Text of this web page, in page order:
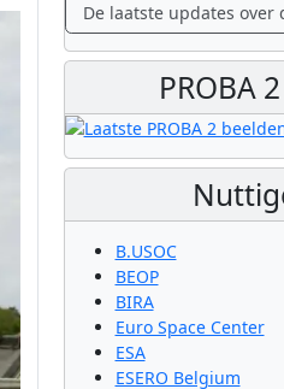
De laatste updates over
PROBA
B.USOC
BEOP
BIRA
Euro Space Center
ESA
ESERO Belgium